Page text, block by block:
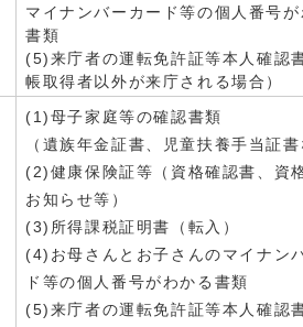
マイナンバーカード等の個人番号が
書類
(5)来庁者の運転免許証等本人確認
帳取得者以外が来庁される場合）
(1)母子家庭等の確認書類
（遺族年金証書、児童扶養手当証書
(2)健康保険証等（資格確認書、資
お知らせ等）
(3)所得課税証明書（転入）
(4)お母さんとお子さんのマイナン
ド等の個人番号がわかる書類
(5)来庁者の運転免許証等本人確認